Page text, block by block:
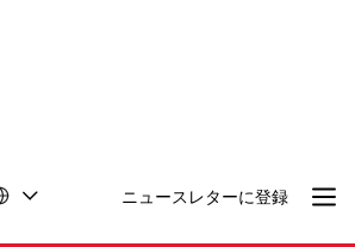
ニュースレターに登録